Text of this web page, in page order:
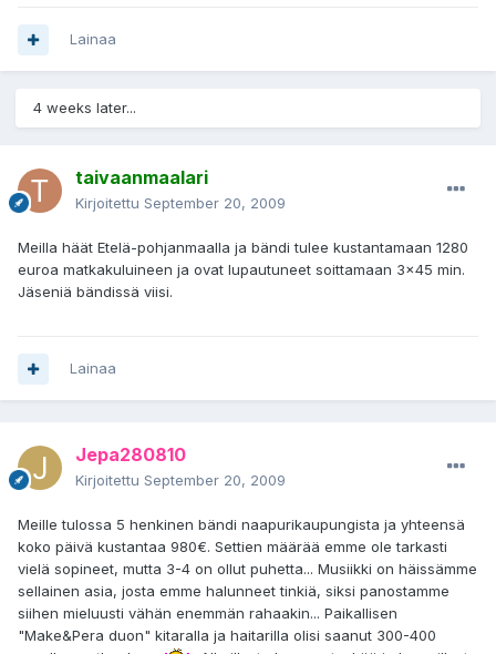
Lainaa
4 weeks later...
taivaanmaalari
Kirjoitettu September 20, 2009
Meilla häät Etelä-pohjanmaalla ja bändi tulee kustantamaan 1280
euroa matkakuluineen ja ovat lupautuneet soittamaan 3x45 min.
Jäseniä bändissä viisi.
Lainaa
Jepa280810
Kirjoitettu September 20, 2009
Meille tulossa 5 henkinen bändi naapurikaupungista ja yhteensä
koko päivä kustantaa 980€. Settien määrää emme ole tarkasti
vielä sopineet, mutta 3-4 on ollut puhetta... Musiikki on häissämme
sellainen asia, josta emme halunneet tinkiä, siksi panostamme
siihen mieluusti vähän enemmän rahaakin... Paikallisen
"Make&Pera duon" kitaralla ja haitarilla olisi saanut 300-400